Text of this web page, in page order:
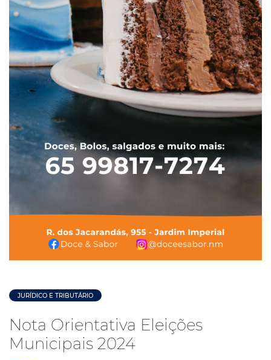
JURÍDICO E TRIBUTÁRIO
Nota Orientativa Eleições
Municipais 2024